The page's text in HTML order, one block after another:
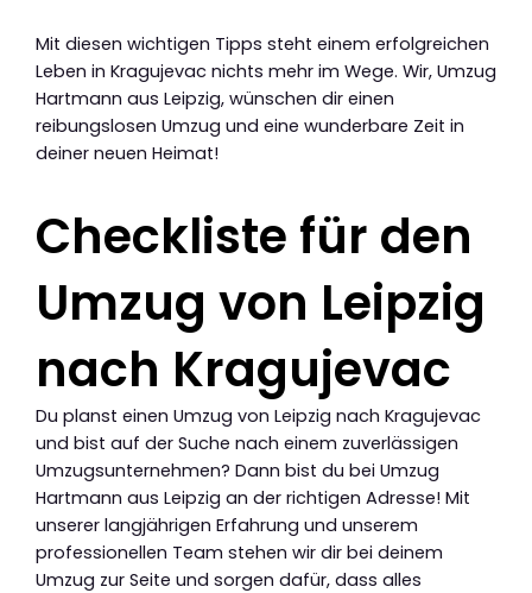
Mit diesen wichtigen Tipps steht einem erfolgreichen
Leben in Kragujevac nichts mehr im Wege. Wir, Umzug
Hartmann aus Leipzig, wünschen dir einen
reibungslosen Umzug und eine wunderbare Zeit in
deiner neuen Heimat!
Checkliste für den
Umzug von Leipzig
nach Kragujevac
Du planst einen Umzug von Leipzig nach Kragujevac
und bist auf der Suche nach einem zuverlässigen
Umzugsunternehmen? Dann bist du bei Umzug
Hartmann aus Leipzig an der richtigen Adresse! Mit
unserer langjährigen Erfahrung und unserem
professionellen Team stehen wir dir bei deinem
Umzug zur Seite und sorgen dafür, dass alles